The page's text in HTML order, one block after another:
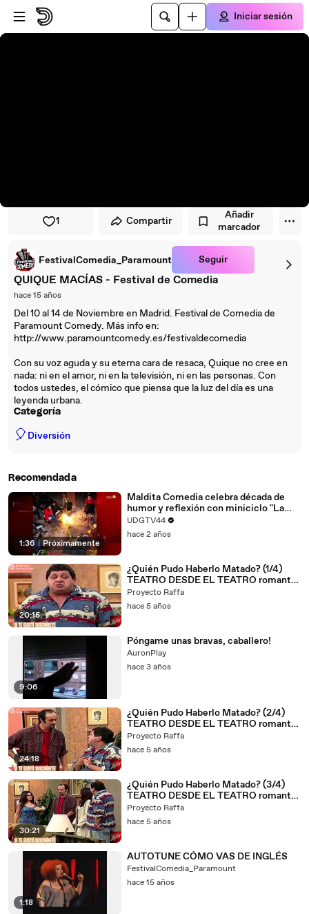
Saltar al reproductor
Saltar al contenido principal
Iniciar sesión
1 Compartir
Añadir
marcador
FestivalComedia_Paramount Seguir
QUIQUE MACÍAS - Festival de Comedia
hace 15 años
Del 10 al 14 de Noviembre en Madrid. Festival de Comedia de
Paramount Comedy. Más info en:
http://www.paramountcomedy.es/festivaldecomedia
Con su voz aguda y su eterna cara de resaca, Quique no cree en
nada: ni en el amor, ni en la televisión, ni en las personas. Con
todos ustedes, el cómico que piensa que la luz del día es una
leyenda urbana.
Categoría
🎈 Diversión
Recomendada
1:36 | Próximamente
Maldita Comedia celebra década de
humor y reflexión con miniciclo "La
vida es una maldita comedia"
UDGTV44
hace 2 años
20:15
¿Quién Pudo Haberlo Matado? (1/4)
TEATRO DESDE EL TEATRO romantic
comedy
Proyecto Raffa
hace 5 años
9:06
Póngame unas bravas, caballero!
AuronPlay
hace 3 años
24:18
¿Quién Pudo Haberlo Matado? (2/4)
TEATRO DESDE EL TEATRO romantic
comedy
Proyecto Raffa
hace 5 años
30:21
¿Quién Pudo Haberlo Matado? (3/4)
TEATRO DESDE EL TEATRO romantic
comedy
Proyecto Raffa
hace 5 años
1:18
AUTOTUNE CÓMO VAS DE INGLÉS
FestivalComedia_Paramount
hace 15 años